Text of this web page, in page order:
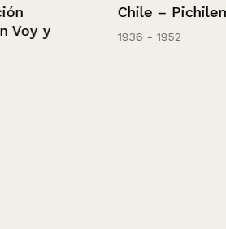
Chile – Pichilemu
1936 - 1952